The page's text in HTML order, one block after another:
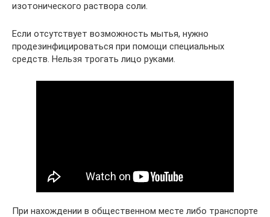
изотонического раствора соли.
Если отсутствует возможность мытья, нужно
продезинфицироваться при помощи специальных
средств. Нельзя трогать лицо руками.
При нахождении в общественном месте либо транспорте